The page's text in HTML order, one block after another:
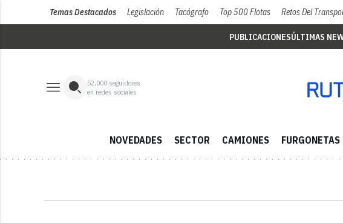
Temas Destacados Legislación Tacógrafo Top 500 Flotas Retos Del
PUBLICACIONESÚLTIMAS
52,000 seguidores
en redes sociales
NOVEDADES SECTOR CAMIONES FURGONETAS